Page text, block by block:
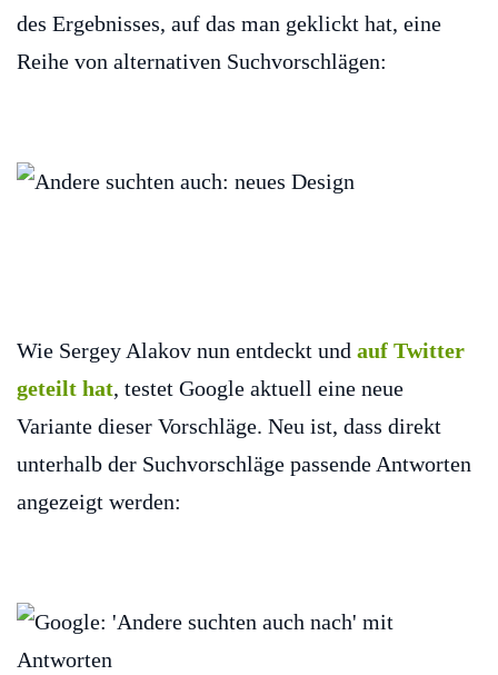
des Ergebnisses, auf das man geklickt hat, eine
Reihe von alternativen Suchvorschlägen:
Wie Sergey Alakov nun entdeckt und auf Twitter
geteilt hat, testet Google aktuell eine neue
Variante dieser Vorschläge. Neu ist, dass direkt
unterhalb der Suchvorschläge passende Antworten
angezeigt werden: